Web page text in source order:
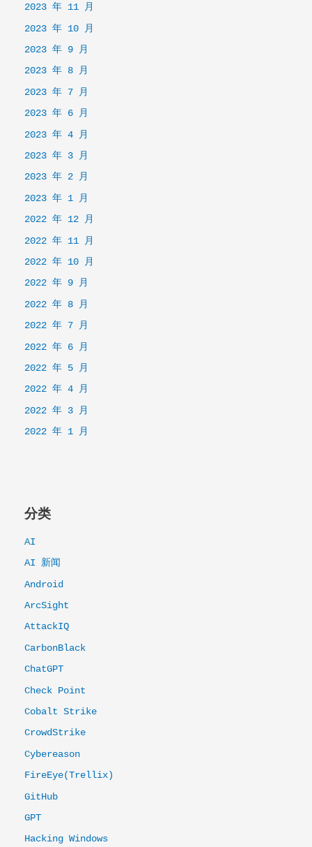
2023 年 11 月
2023 年 10 月
2023 年 9 月
2023 年 8 月
2023 年 7 月
2023 年 6 月
2023 年 4 月
2023 年 3 月
2023 年 2 月
2023 年 1 月
2022 年 12 月
2022 年 11 月
2022 年 10 月
2022 年 9 月
2022 年 8 月
2022 年 7 月
2022 年 6 月
2022 年 5 月
2022 年 4 月
2022 年 3 月
2022 年 1 月
分类
AI
AI 新闻
Android
ArcSight
AttackIQ
CarbonBlack
ChatGPT
Check Point
Cobalt Strike
CrowdStrike
Cybereason
FireEye(Trellix)
GitHub
GPT
Hacking Windows